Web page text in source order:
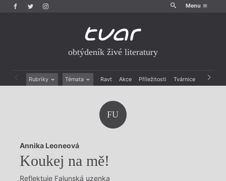
Menu
obtýdeník živé literatury
Rubriky Témata Ravt Akce Příležitosti Tvárnice Archiv
Rozhovory
Dokument
Výroční ceny
FU
Annika Leoneová
Koukej na mě!
Reflektuje Falunská uzenka